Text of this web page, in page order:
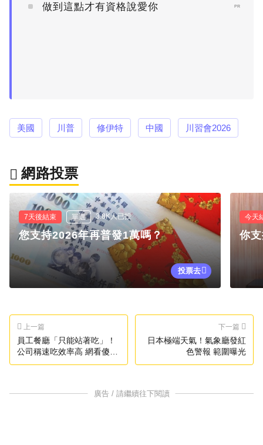
做到這點才有資格說愛你 PR
美國 川普 修伊特 中國 川習會2026
網路投票
7天後結束 單選 3.8K人已投
您支持2026年再普發1萬嗎？
投票去
今天
你
上一篇
員工餐廳「只能站著吃」！
公司稱速吃效率高 網看傻
眼：牛馬具象化了
下一篇
日本極端天氣！氣象廳發紅
色警報 範圍曝光
廣告 / 請繼續往下閱讀